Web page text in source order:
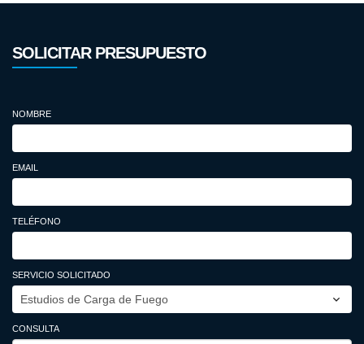
SOLICITAR PRESUPUESTO
NOMBRE
EMAIL
TELÉFONO
SERVICIO SOLICITADO
CONSULTA